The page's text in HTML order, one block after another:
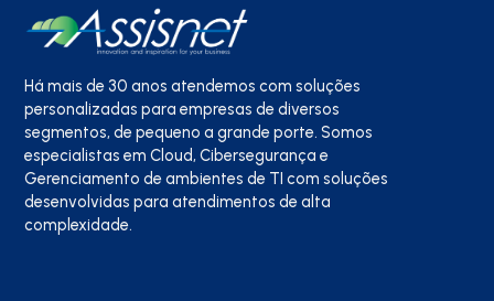
Há mais de 30 anos atendemos com soluções
personalizadas para empresas de diversos
segmentos, de pequeno a grande porte. Somos
especialistas em Cloud, Cibersegurança e
Gerenciamento de ambientes de TI com soluções
desenvolvidas para atendimentos de alta
complexidade.